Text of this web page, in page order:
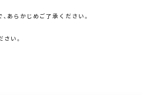
あらかじめご了承ください。
い。